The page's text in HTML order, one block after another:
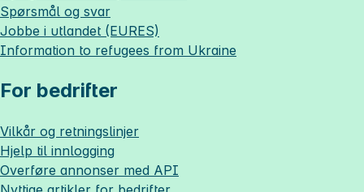
Spørsmål og svar
Jobbe i utlandet (EURES)
Information to refugees from Ukraine
For bedrifter
Vilkår og retningslinjer
Hjelp til innlogging
Overføre annonser med API